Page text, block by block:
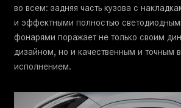
во всем: задняя часть кузова с
и эффектными полностью
фонарями поражает не только своим
дизайном, но и качественным и точным
исполнением.